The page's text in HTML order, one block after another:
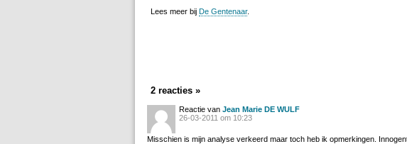
Lees meer bij De Gentenaar.
2 reacties »
Reactie van Jean Marie DE WULF
26-03-2011 om 10:23
Misschien is mijn analyse verkeerd maar toch heb ik opmerkingen.